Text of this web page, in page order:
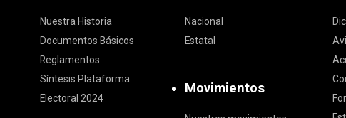
Nuestra Historia
Documentos Básicos
Reglamentos
Síntesis Plataforma
Electoral 2024
Nacional
Estatal
Movimientos